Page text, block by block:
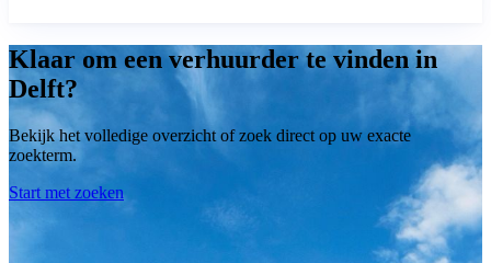
Klaar om een verhuurder te vinden in
Delft?
Bekijk het volledige overzicht of zoek direct op uw exacte
zoekterm.
Start met zoeken